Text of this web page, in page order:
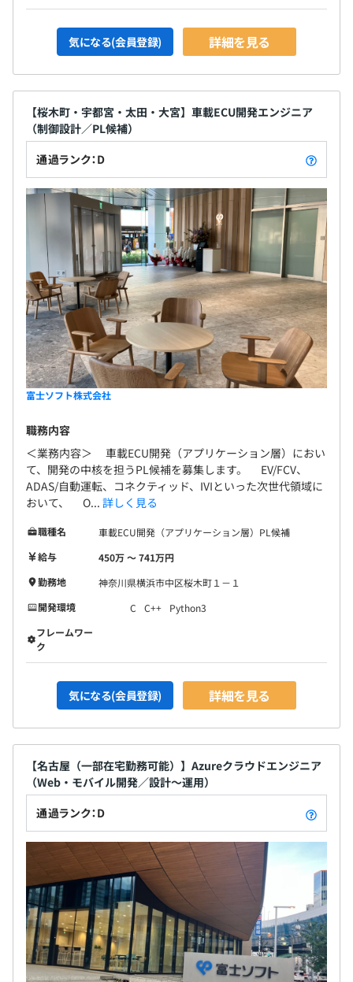
気になる(会員登録) 詳細を見る
【桜木町・宇都宮・太田・大宮】車載ECU開発エンジニア
（制御設計／PL候補）
通過ランク：D
富士ソフト株式会社
職務内容
＜業務内容＞ 車載ECU開発（アプリケーション層）におい
て、開発の中核を担うPL候補を募集します。 EV/FCV、
ADAS/自動運転、コネクティッド、IVIといった次世代領域に
おいて、 O... 詳しく見る
職種名
車載ECU開発（アプリケーション層）PL候補
給与
450万 〜 741万円
勤務地
神奈川県横浜市中区桜木町１－１
開発環境
C C++
Python3
フレームワー
ク
気になる(会員登録) 詳細を見る
【名古屋（一部在宅勤務可能）】Azureクラウドエンジニア
（Web・モバイル開発／設計～運用）
通過ランク：D